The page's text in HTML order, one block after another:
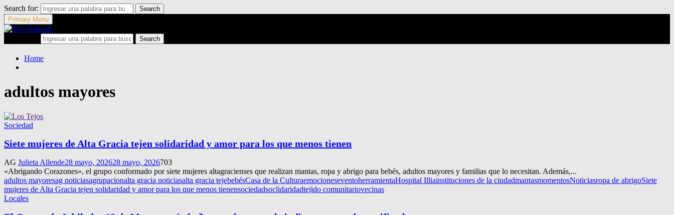
Search for:
Search
Primary Menu
Search
Home
adultos mayores
Sociedad
Siete mujeres de Alta Gracia tejen solidaridad y amor para los que menos tienen
AG Julieta Allende28 mayo, 202628 mayo, 2026703
«Abrigando Corazones», el grupo conformado por siete mujeres altagracienses que realizan mantas, ropa y abrigo para bebés, adultos mayores y familias que lo necesitan. Además,...
adultos mayoresag noticiasagrupacionalta gracia noticiasalta gracia tejebebésCasa de la CulturaemocioneseventoherramientaHospital Illiainstituciones de la ciudadmantasmomentosNoticiasropa de abrigoSiete
mujeres de Alta Gracia tejen solidaridad y amor para los que menos tienensociedadsoclidaridadtejido comunitariovecinas
Locales